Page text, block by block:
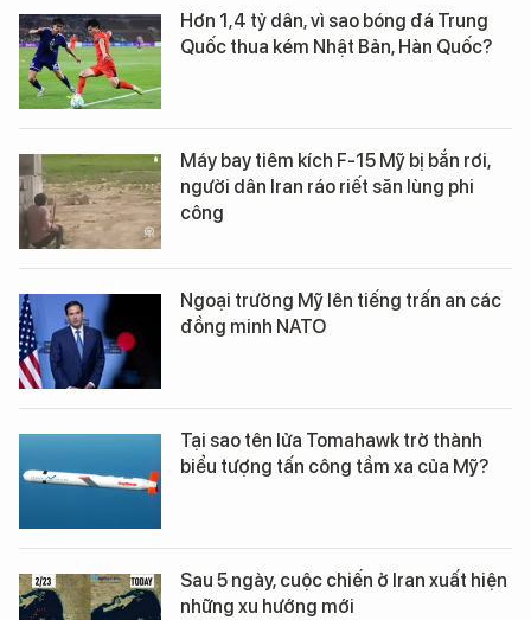
Hơn 1,4 tỷ dân, vì sao bóng đá Trung
Quốc thua kém Nhật Bản, Hàn Quốc?
Máy bay tiêm kích F-15 Mỹ bị bắn rơi,
người dân Iran ráo riết săn lùng phi
công
Ngoại trưởng Mỹ lên tiếng trấn an các
đồng minh NATO
Tại sao tên lửa Tomahawk trở thành
biểu tượng tấn công tầm xa của Mỹ?
Sau 5 ngày, cuộc chiến ở Iran xuất hiện
những xu hướng mới